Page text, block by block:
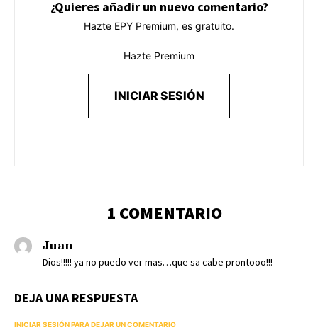
¿Quieres añadir un nuevo comentario?
Hazte EPY Premium, es gratuito.
Hazte Premium
INICIAR SESIÓN
1 COMENTARIO
Juan
Dios!!!!! ya no puedo ver mas…que sa cabe prontooo!!!
DEJA UNA RESPUESTA
INICIAR SESIÓN PARA DEJAR UN COMENTARIO